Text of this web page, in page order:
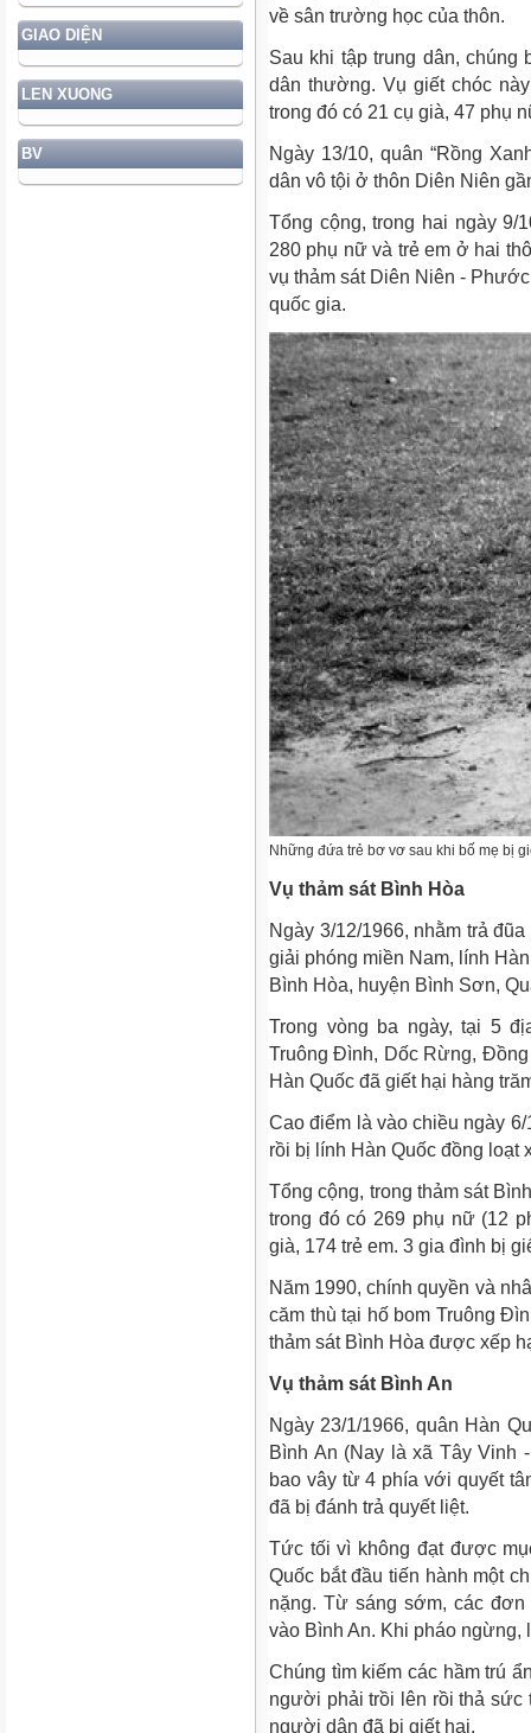
GIAO DIỆN
LEN XUONG
BV
về sân trường học của thôn.
Sau khi tập trung dân, chúng
dân thường. Vụ giết chóc
trong đó có 21 cụ già, 47 phụ
Ngày 13/10, quân “Rồng
dân vô tội ở thôn Diên Niên
Tổng cộng, trong hai ngày 9/
280 phụ nữ và trẻ em ở hai
vụ thảm sát Diên Niên -
quốc gia.
Những đứa trẻ bơ vơ sau khi bố mẹ bị
Vụ thảm sát Bình Hòa
Ngày 3/12/1966, nhằm trả
giải phóng miền Nam, lính
Bình Hòa, huyện Bình Sơn,
Trong vòng ba ngày, tại 5
Truông Đình, Dốc Rừng,
Hàn Quốc đã giết hại hàng
Cao điểm là vào chiều ngày
rồi bị lính Hàn Quốc đồng loạt
Tổng cộng, trong thảm sát
trong đó có 269 phụ nữ (12
già, 174 trẻ em. 3 gia đình bị
Năm 1990, chính quyền và
căm thù tại hố bom Truông
thảm sát Bình Hòa được xếp
Vụ thảm sát Bình An
Ngày 23/1/1966, quân Hàn
Bình An (Nay là xã Tây Vinh
bao vây từ 4 phía với quyết
đã bị đánh trả quyết liệt.
Tức tối vì không đạt được
Quốc bắt đầu tiến hành một
nặng. Từ sáng sớm, các
vào Bình An. Khi pháo ngừng,
Chúng tìm kiếm các hầm trú
người phải trồi lên rồi thả sức
người dân đã bị giết hại.